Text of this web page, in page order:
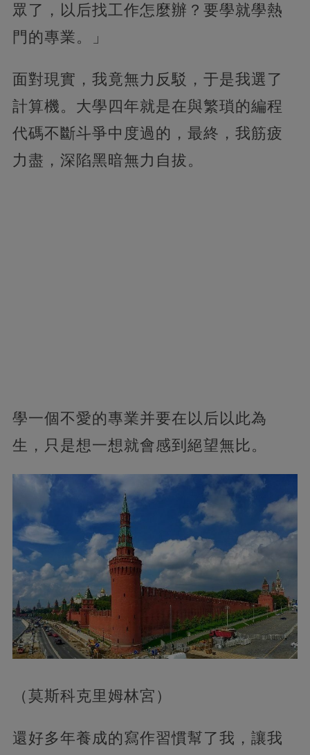
眾了，以后找工作怎麼辦？要學就學熱
門的專業。」
面對現實，我竟無力反駁，于是我選了
計算機。大學四年就是在與繁瑣的編程
代碼不斷斗爭中度過的，最終，我筋疲
力盡，深陷黑暗無力自拔。
學一個不愛的專業并要在以后以此為
生，只是想一想就會感到絕望無比。
（莫斯科克里姆林宮）
還好多年養成的寫作習慣幫了我，讓我